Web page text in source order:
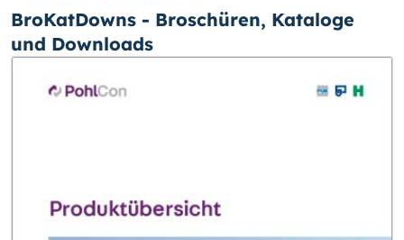
BroKatDowns - Broschüren, Kataloge
und Downloads